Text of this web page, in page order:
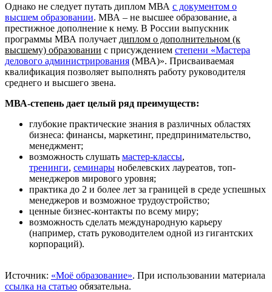
Однако не следует путать диплом МВА с документом о
высшем образовании. МВА – не высшее образование, а
престижное дополнение к нему. В России выпускник
программы МВА получает диплом о дополнительном (к
высшему) образовании с присуждением степени «Мастера
делового администрирования (МВА)». Присваиваемая
квалификация позволяет выполнять работу руководителя
среднего и высшего звена.
МВА-степень дает целый ряд преимуществ:
глубокие практические знания в различных областях
бизнеса: финансы, маркетинг, предпринимательство,
менеджмент;
возможность слушать мастер-классы,
тренинги, семинары нобелевских лауреатов, топ-
менеджеров мирового уровня;
практика до 2 и более лет за границей в среде успешных
менеджеров и возможное трудоустройство;
ценные бизнес-контакты по всему миру;
возможность сделать международную карьеру
(например, стать руководителем одной из гигантских
корпораций).
Источник: «Моё образование». При использовании материала
ссылка на статью обязательна.